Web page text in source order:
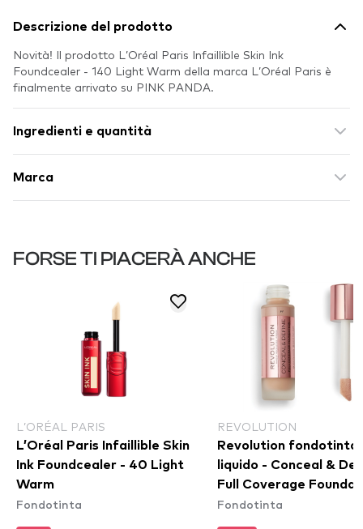
Descrizione del prodotto
Novità! Il prodotto L’Oréal Paris Infaillible Skin Ink
Foundcealer - 140 Light Warm della marca L’Oréal Paris è
finalmente arrivato su PINK PANDA.
Ingredienti e quantità
Marca
FORSE TI PIACERÀ ANCHE
L’ORÉAL PARIS
L’Oréal Paris Infaillible Skin
Ink Foundcealer - 40 Light
Warm
Fondotinta
REVOLUTION
Revolution fondotinta
liquido - Conceal &
Full Coverage
F7
Fondotinta